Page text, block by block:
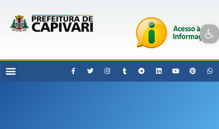
Open toolbar